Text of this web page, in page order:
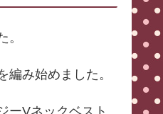
。
編み始めました。
ーVネックベスト